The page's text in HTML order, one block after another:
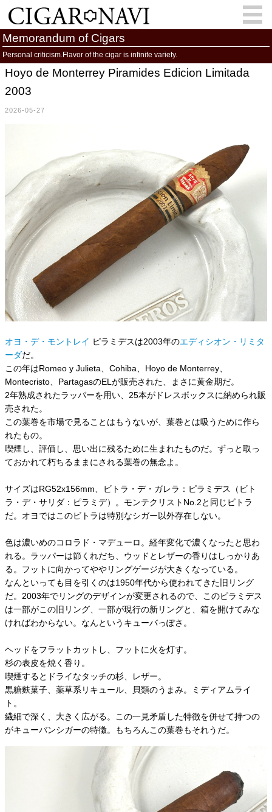
会員登録 お問い合わせ サインイン
Memorandum 葉巻人
Cigar Map
Memorandum of Cigars
Personal criticism.Flavor of the cigar is infinite variety.
Hoyo de Monterrey Piramides Edicion Limitada
2003
2026-05-27
オヨ・デ・モントレイ ピラミデスは2003年のエディシオン・リミタ
ーダだ。
この年はRomeo y Julieta、Cohiba、Hoyo de Monterrey、
Montecristo、PartagasのELが販売された、まさに黄金期だ。
2年熟成されたラッパーを用い、25本がドレスボックスに納められ販
売された。
この葉巻を市場で見ることはもうないが、葉巻とは吸うために作ら
れたもの。
喫煙し、評価し、思い出に残るために生まれたものだ。ずっと取っ
ておかれて朽ちるままにされる葉巻の無念よ。
サイズはRG52x156mm、ビトラ・デ・ガレラ：ピラミデス（ビト
ラ・デ・サリダ：ピラミデ）。モンテクリストNo.2と同じビトラ
だ。オヨではこのビトラは特別なシガー以外存在しない。
色は濃いめのコロラド・マデューロ。経年変化で濃くなったと思わ
れる。ラッパーは節くれだち、ウッドとレザーの香りはしっかりあ
る。フットに向かってややリングゲージが大きくなっている。
なんといっても目を引くのは1950年代から使われてきた旧リング
だ。2003年でリングのデザインが変更されるので、このピラミデス
は一部がこの旧リング、一部が現行の新リングと、箱を開けてみな
ければわからない。なんというキューバっぽさ。
ヘッドをフラットカットし、フットに火を灯す。
杉の表皮を焼く香り。
喫煙するとドライなタッチの杉、レザー。
黒糖麩菓子、薬草系リキュール、貝類のうまみ。ミディアムライ
ト。
繊細で深く、大きく広がる。この一見矛盾した特徴を併せて持つの
がキューバンシガーの特徴。もちろんこの葉巻もそれうだ。